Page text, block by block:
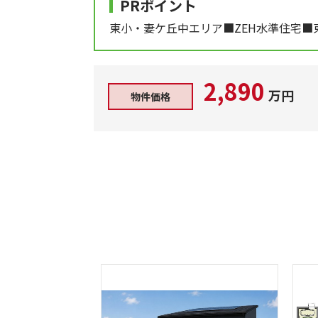
PRポイント
東小・妻ケ丘中エリア■ZEH水準住宅■
物件価格 2,890 万円